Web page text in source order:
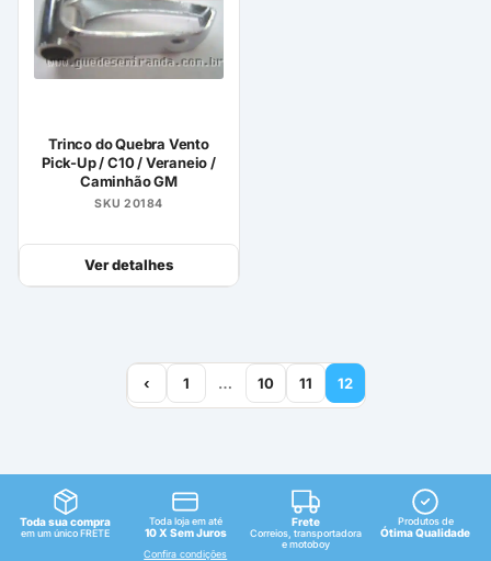
Trinco do Quebra Vento
Pick-Up / C10 / Veraneio /
Caminhão GM
SKU 20184
Ver detalhes
‹ 1 … 10 11 12
Toda sua compra
em um único FRETE
Toda loja em até
10 X Sem Juros
Confira condições
Frete
Correios, transportadora
e motoboy
Produtos de
Ótima Qualidade